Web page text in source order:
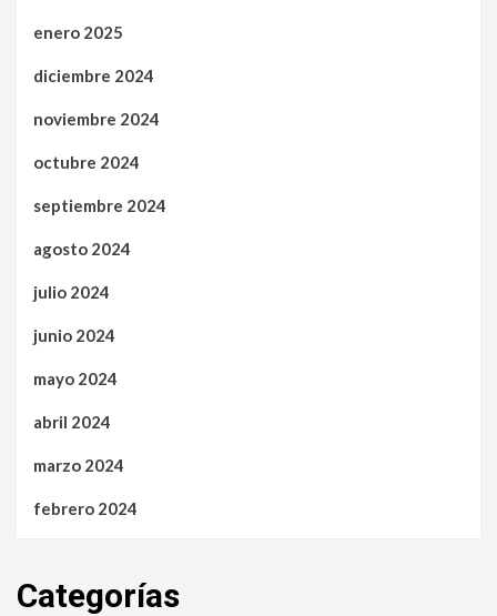
enero 2025
diciembre 2024
noviembre 2024
octubre 2024
septiembre 2024
agosto 2024
julio 2024
junio 2024
mayo 2024
abril 2024
marzo 2024
febrero 2024
Categorías